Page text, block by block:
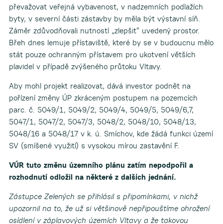
převažovat veřejná vybavenost, v nadzemních podlažích
byty, v severní části zástavby by měla být výstavní síň.
Záměr zdůvodňovali nutností „zlepšit“ uvedený prostor.
Břeh dnes lemuje přístaviště, které by se v budoucnu mělo
stát pouze ochranným přístavem pro ukotvení větších
plavidel v případě zvýšeného průtoku Vltavy.
Aby mohl projekt realizovat, dává investor podnět na
pořízení změny ÚP zkráceným postupem na pozemcích
parc. č. 5049/1, 5049/2, 5049/4, 5049/5, 5049/6,7,
5047/1, 5047/2, 5047/3, 5048/2, 5048/10, 5048/13,
5048/16 a 5048/17 v k. ú. Smíchov, kde žádá funkci území
SV (smíšené využití) s vysokou mírou zastavění F.
VÚR tuto změnu územního plánu zatím nepodpořil a
rozhodnutí odložil na některé z dalších jednání.
Zástupce Zelených se přihlásil s připomínkami, v nichž
upozornil na to, že už si většinově nepřipouštíme ohrožení
osídlení v záplavových územích Vltavy a že takovou